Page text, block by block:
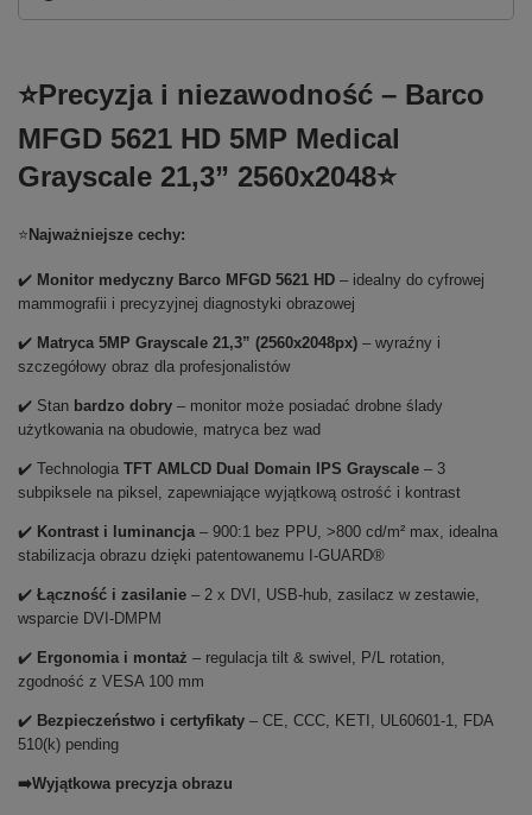
⭐Precyzja i niezawodność – Barco
MFGD 5621 HD 5MP Medical
Grayscale 21,3” 2560x2048⭐
⭐ Najważniejsze cechy:
✔️ Monitor medyczny Barco MFGD 5621 HD – idealny do cyfrowej
mammografii i precyzyjnej diagnostyki obrazowej
✔️ Matryca 5MP Grayscale 21,3” (2560x2048px) – wyraźny i
szczegółowy obraz dla profesjonalistów
✔️ Stan bardzo dobry – monitor może posiadać drobne ślady
użytkowania na obudowie, matryca bez wad
✔️ Technologia TFT AMLCD Dual Domain IPS Grayscale – 3
subpiksele na piksel, zapewniające wyjątkową ostrość i kontrast
✔️ Kontrast i luminancja– 900:1 bez PPU, >800 cd/m² max, idealna
stabilizacja obrazu dzięki patentowanemu I-GUARD®
✔️ Łączność i zasilanie – 2 x DVI, USB-hub, zasilacz w zestawie,
wsparcie DVI-DMPM
✔️ Ergonomia i montaż – regulacja tilt & swivel, P/L rotation,
zgodność z VESA 100 mm
✔️ Bezpieczeństwo i certyfikaty – CE, CCC, KETI, UL60601-1, FDA
510(k) pending
➡️Wyjątkowa precyzja obrazu